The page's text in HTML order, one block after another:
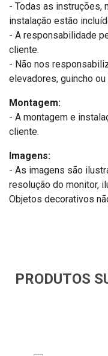
- Todas as instruções,
instalação estão
- A responsabilidade
cliente.
- Não nos
elevadores, guincho
Montagem:
- A montagem e
cliente.
Imagens:
- As imagens são
resolução do monitor,
Objetos decorativos
PRODUTOS